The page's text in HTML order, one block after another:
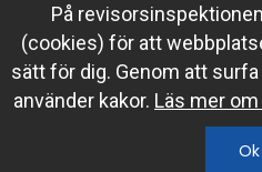
På
(cookies) för att
sätt för dig. Genom att
använder kakor. Läs mer
Genom att prenumerera
Revisorsinspektionen lagrar
Läs mer